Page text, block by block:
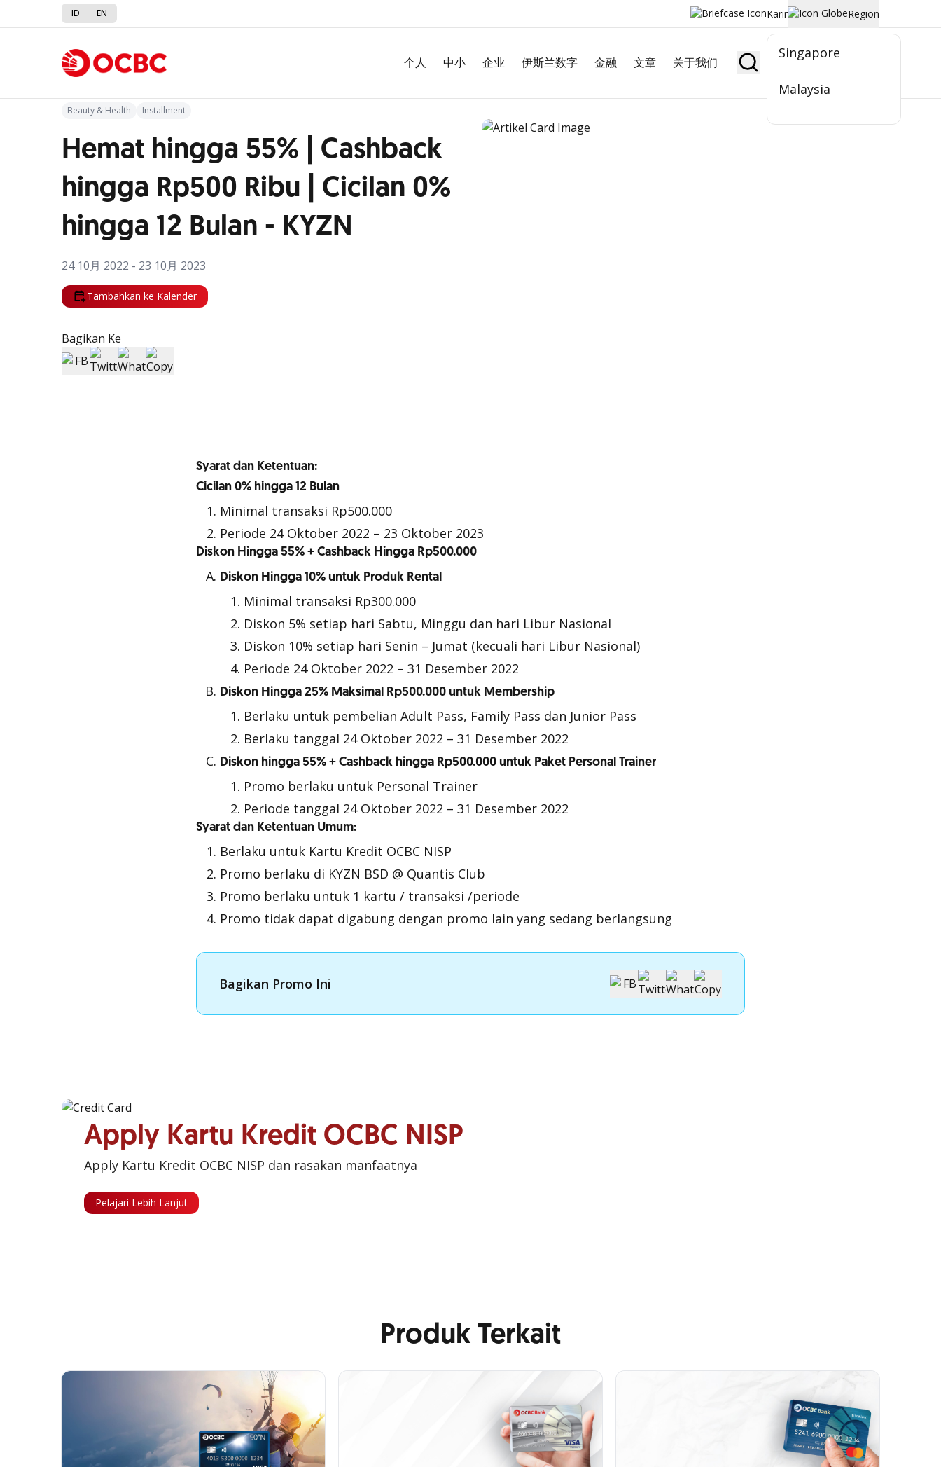
ID EN Karir Region
Singapore
Malaysia
个人 中小 企业 伊斯兰数字 金融 文章 关于我们 Jadi Nasabah
Kembali ke Promo
Beauty & Health Installment
Hemat hingga 55% | Cashback
hingga Rp500 Ribu | Cicilan 0%
hingga 12 Bulan - KYZN
24 10月 2022 - 23 10月 2023
Tambahkan ke Kalender
Bagikan Ke
Syarat dan Ketentuan:
Cicilan 0% hingga 12 Bulan
Minimal transaksi Rp500.000
Periode 24 Oktober 2022 – 23 Oktober 2023
Diskon Hingga 55% + Cashback Hingga Rp500.000
Diskon Hingga 10% untuk Produk Rental
Minimal transaksi Rp300.000
Diskon 5% setiap hari Sabtu, Minggu dan hari Libur Nasional
Diskon 10% setiap hari Senin – Jumat (kecuali hari Libur Nasional)
Periode 24 Oktober 2022 – 31 Desember 2022
Diskon Hingga 25% Maksimal Rp500.000 untuk Membership
Berlaku untuk pembelian Adult Pass, Family Pass dan Junior Pass
Berlaku tanggal 24 Oktober 2022 – 31 Desember 2022
Diskon hingga 55% + Cashback hingga Rp500.000 untuk Paket Personal Trainer
Promo berlaku untuk Personal Trainer
Periode tanggal 24 Oktober 2022 – 31 Desember 2022
Syarat dan Ketentuan Umum:
Berlaku untuk Kartu Kredit OCBC NISP
Promo berlaku di KYZN BSD @ Quantis Club
Promo berlaku untuk 1 kartu / transaksi /periode
Promo tidak dapat digabung dengan promo lain yang sedang berlangsung
Bagikan Promo Ini
Apply Kartu Kredit OCBC NISP
Apply Kartu Kredit OCBC NISP dan rasakan manfaatnya
Pelajari Lebih Lanjut
Produk Terkait